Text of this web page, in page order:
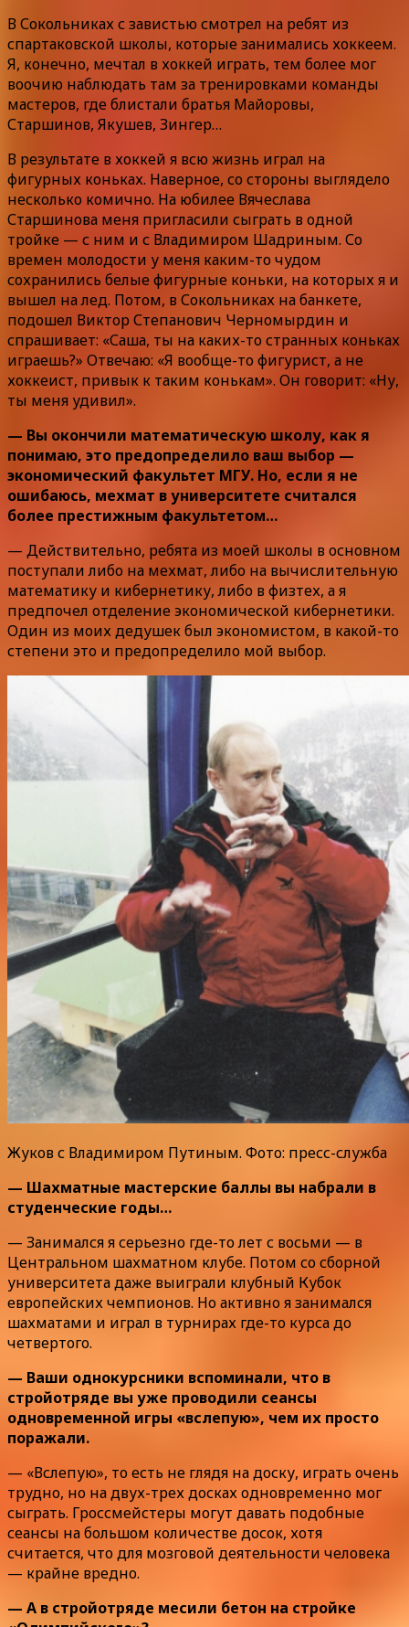
В Сокольниках с завистью смотрел на ребят из
спартаковской школы, которые занимались хоккеем.
Я, конечно, мечтал в хоккей играть, тем более мог
воочию наблюдать там за тренировками команды
мастеров, где блистали братья Майоровы,
Старшинов, Якушев, Зингер…
В результате в хоккей я всю жизнь играл на
фигурных коньках. Наверное, со стороны выглядело
несколько комично. На юбилее Вячеслава
Старшинова меня пригласили сыграть в одной
тройке — с ним и с Владимиром Шадриным. Со
времен молодости у меня каким-то чудом
сохранились белые фигурные коньки, на которых я и
вышел на лед. Потом, в Сокольниках на банкете,
подошел Виктор Степанович Черномырдин и
спрашивает: «Саша, ты на каких-то странных коньках
играешь?» Отвечаю: «Я вообще-то фигурист, а не
хоккеист, привык к таким конькам». Он говорит: «Ну,
ты меня удивил».
— Вы окончили математическую школу, как я
понимаю, это предопределило ваш выбор —
экономический факультет МГУ. Но, если я не
ошибаюсь, мехмат в университете считался
более престижным факультетом…
— Действительно, ребята из моей школы в основном
поступали либо на мехмат, либо на вычислительную
математику и кибернетику, либо в физтех, а я
предпочел отделение экономической кибернетики.
Один из моих дедушек был экономистом, в какой-то
степени это и предопределило мой выбор.
Жуков с Владимиром Путиным. Фото: пресс-служба
— Шахматные мастерские баллы вы набрали в
студенческие годы…
— Занимался я серьезно где-то лет с восьми — в
Центральном шахматном клубе. Потом со сборной
университета даже выиграли клубный Кубок
европейских чемпионов. Но активно я занимался
шахматами и играл в турнирах где-то курса до
четвертого.
— Ваши однокурсники вспоминали, что в
стройотряде вы уже проводили сеансы
одновременной игры «вслепую», чем их просто
поражали.
— «Вслепую», то есть не глядя на доску, играть очень
трудно, но на двух-трех досках одновременно мог
сыграть. Гроссмейстеры могут давать подобные
сеансы на большом количестве досок, хотя
считается, что для мозговой деятельности человека
— крайне вредно.
— А в стройотряде месили бетон на стройке